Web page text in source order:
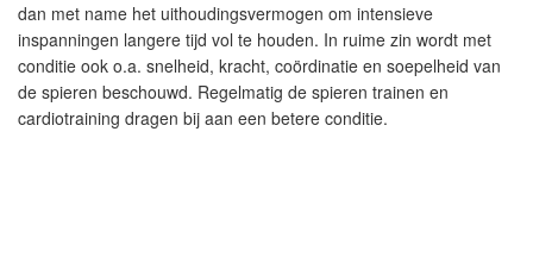
dan met name het uithoudingsvermogen om intensieve
inspanningen langere tijd vol te houden. In ruime zin wordt met
conditie ook o.a. snelheid, kracht, coördinatie en soepelheid van
de spieren beschouwd. Regelmatig de spieren trainen en
cardiotraining dragen bij aan een betere conditie.